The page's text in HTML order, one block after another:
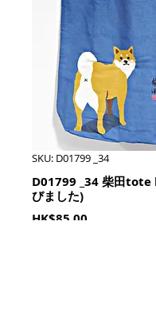
SKU: D01799 _34
D01799 _34 柴田tote
びました)
HK$85.00